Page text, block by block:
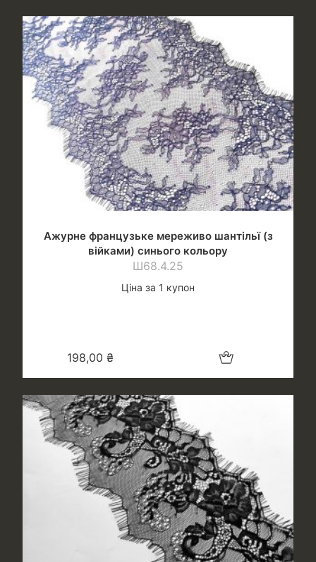
Ажурне французьке мереживо шантільї (з
війками) синього кольору
Ш68.4.25
Ціна за 1 купон
198,00 ₴ Додати в кошик